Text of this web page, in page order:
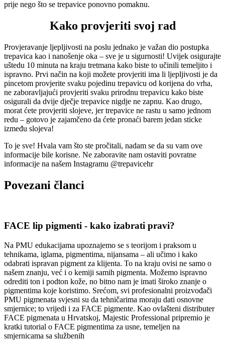
prije nego što se trepavice ponovno pomaknu.
Kako provjeriti svoj rad
Provjeravanje ljepljivosti na poslu jednako je važan dio postupka
trepavica kao i nanošenje oka – sve je u sigurnosti! Uvijek osigurajte
uštedu 10 minuta na kraju tretmana kako biste to učinili temeljito i
ispravno. Prvi način na koji možete provjeriti ima li ljepljivosti je da
pincetom provjerite svaku pojedinu trepavicu od korijena do vrha,
ne zaboravljajući provjeriti svaku prirodnu trepavicu kako biste
osigurali da dvije dječje trepavice nigdje ne zapnu. Kao drugo,
morat ćete provjeriti slojeve, jer trepavice ne rastu u samo jednom
redu – gotovo je zajamčeno da ćete pronaći barem jedan sticke
između slojeva!
To je sve! Hvala vam što ste pročitali, nadam se da su vam ove
informacije bile korisne. Ne zaboravite nam ostaviti povratne
informacije na našem Instagramu @trepavicehr
Povezani članci
FACE lip pigmenti - kako izabrati pravi?
Na PMU edukacijama upoznajemo se s teorijom i praksom u
tehnikama, iglama, pigmentima, nijansama – ali učimo i kako
odabrati ispravan pigment za klijenta. To na kraju ovisi ne samo o
našem znanju, već i o kemiji samih pigmenta. Možemo ispravno
odrediti ton i podton kože, no bitno nam je imati široko znanje o
pigmentima koje koristimo. Srećom, svi profesionalni proizvođači
PMU pigmenata svjesni su da tehničarima moraju dati osnovne
smjernice; to vrijedi i za FACE pigmente. Kao ovlašteni distributer
FACE pigmenata u Hrvatskoj, Majestic Professional pripremio je
kratki tutorial o FACE pigmentima za usne, temeljen na
smjernicama sa službenih